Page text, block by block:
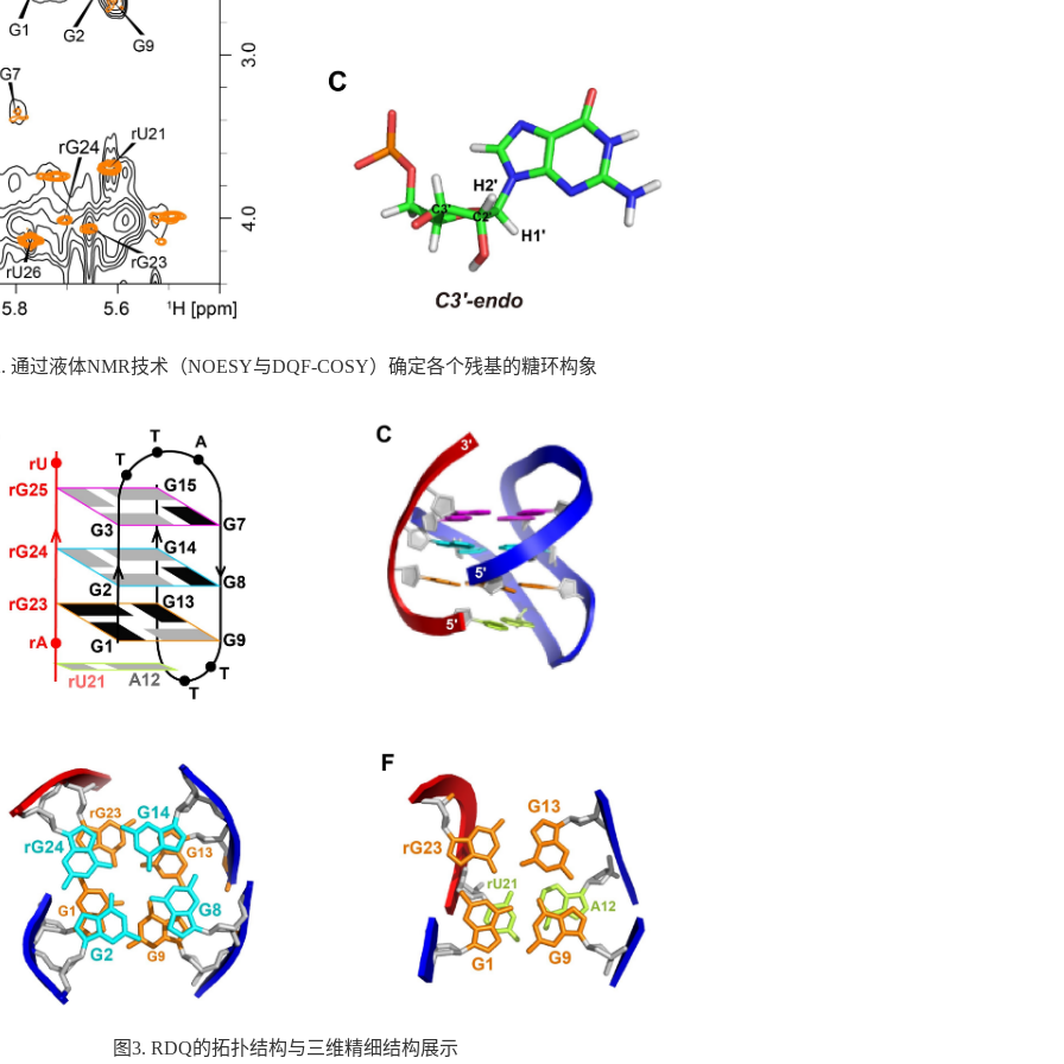
通过液体NMR技术（NOESY与DQF-COSY）确定各个残基的糖环构象
图3. RDQ的拓扑结构与三维精细结构展示